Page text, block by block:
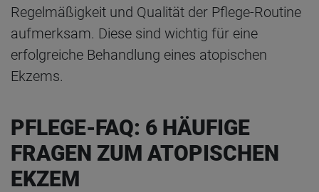
Regelmäßigkeit und Qualität der Pflege-Routine
aufmerksam. Diese sind wichtig für eine
erfolgreiche Behandlung eines atopischen
Ekzems.
PFLEGE-FAQ: 6 HÄUFIGE
FRAGEN ZUM ATOPISCHEN
EKZEM